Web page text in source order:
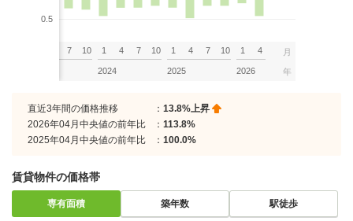
0.5
7 10 1 4 7 10
2024
1 4 7 10
2025
1 4
2026
月
年
直近3年間の価格推移 ： 13.8%上昇
2026年04月中央値の前年比
： 113.8%
2025年04月中央値の前年比
： 100.0%
賃貸物件の価格帯
専有面積 築年数 駅徒歩